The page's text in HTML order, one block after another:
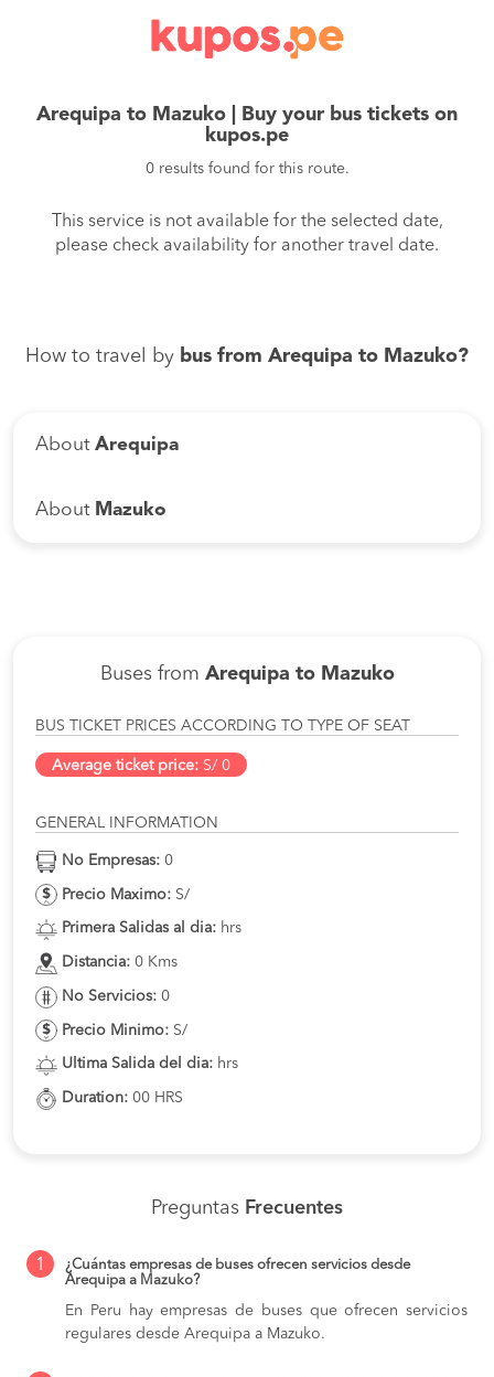
Arequipa to Mazuko | Buy your bus tickets on
kupos.pe
0 results found for this route.
This service is not available for the selected date,
please check availability for another travel date.
How to travel by bus from Arequipa to Mazuko?
About Arequipa
About Mazuko
Buses from Arequipa to Mazuko
BUS TICKET PRICES ACCORDING TO TYPE OF SEAT
Average ticket price: S/ 0
GENERAL INFORMATION
No Empresas: 0
Precio Maximo: S/
Primera Salidas al dia: hrs
Distancia: 0 Kms
No Servicios: 0
Precio Minimo: S/
Ultima Salida del dia: hrs
Duration: 00 HRS
Preguntas Frecuentes
1
¿Cuántas empresas de buses ofrecen servicios desde
Arequipa a Mazuko?
En Peru hay empresas de buses que ofrecen servicios
regulares desde Arequipa a Mazuko.